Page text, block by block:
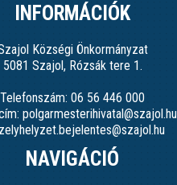
INFORMÁCIÓK
Községi Önkormányzat
5081 Szajol, Rózsák tere 1.
Telefonszám: 06 56 446 000
polgarmesterihivatal@szajol.hu
NAVIGÁCIÓ